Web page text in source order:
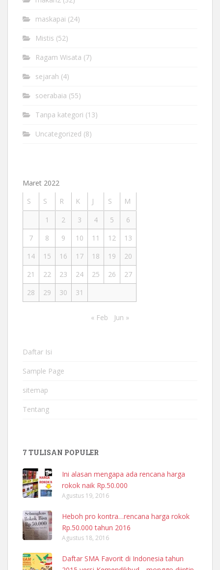
maskapai (24)
Mistis (52)
Ragam Wisata (7)
sejarah (4)
soerabaia (55)
Tanpa kategori (13)
Uncategorized (8)
Maret 2022
S
S R K J S
M
1
2 3 4 5
6
7
8 9 10 11 12
13
14
15 16 17 18 19
20
21
22 23 24 25 26
27
28
29 30 31
« Feb Jun »
Daftar Isi
Sample Page
sitemap
Tentang
7 TULISAN POPULER
Ini alasan mengapa ada rencana harga
rokok naik Rp.50.000
Agustus 19, 2016
Heboh pro kontra…rencana harga rokok
Rp.50.000 tahun 2016
Agustus 18, 2016
Daftar SMA Favorit di Indonesia tahun